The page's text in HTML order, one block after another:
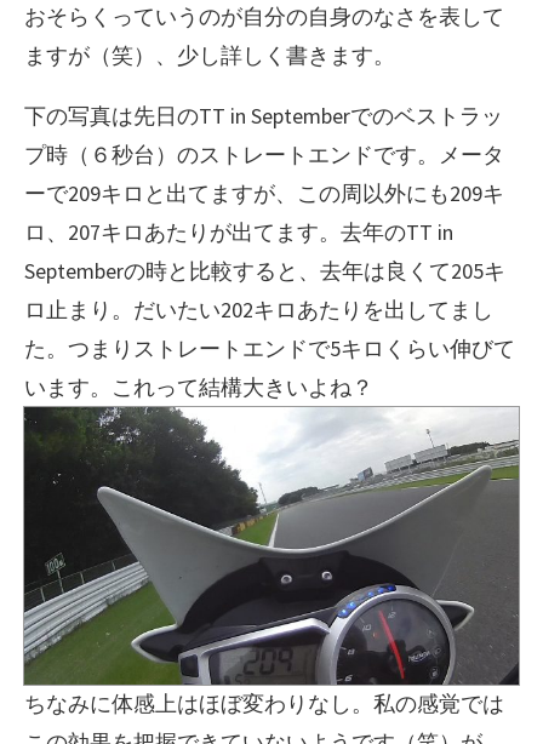
おそらくっていうのが自分の自身のなさを表して
ますが（笑）、少し詳しく書きます。
下の写真は先日のTT in Septemberでのベストラッ
プ時（６秒台）のストレートエンドです。メータ
ーで209キロと出てますが、この周以外にも209キ
ロ、207キロあたりが出てます。去年のTT in
Septemberの時と比較すると、去年は良くて205キ
ロ止まり。だいたい202キロあたりを出してまし
た。つまりストレートエンドで5キロくらい伸びて
います。これって結構大きいよね？
ちなみに体感上はほぼ変わりなし。私の感覚では